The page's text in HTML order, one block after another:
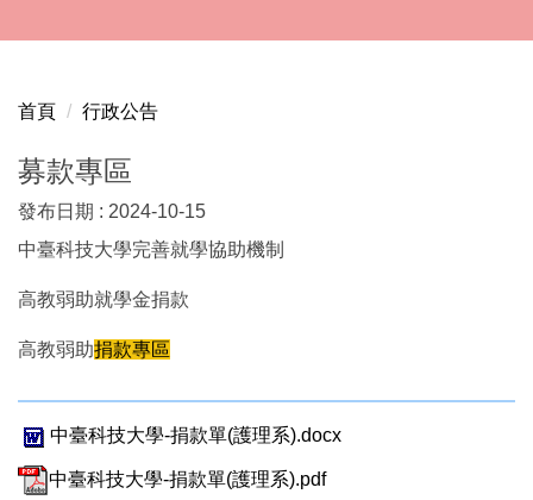
到
要
容
區
首頁 行政公告
募款專區
發布日期 : 2024-10-15
中臺科技大學完善就學協助機制
高教弱助就學金捐款
高教弱助捐款專區
中臺科技大學-捐款單(護理系).docx
中臺科技大學-捐款單(護理系).pdf